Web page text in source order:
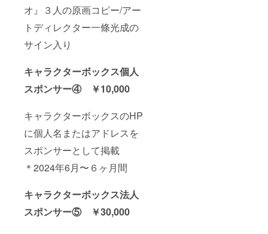
オ』３人の原画コピー/アー
トディレクター一條光成の
サイン入り
キャラクターボックス個人
スポンサー④ ￥10,000
キャラクターボックスのHP
に個人名またはアドレスを
スポンサーとして掲載
＊2024年6月〜６ヶ月間
キャラクターボックス法人
スポンサー⑤ ￥30,000